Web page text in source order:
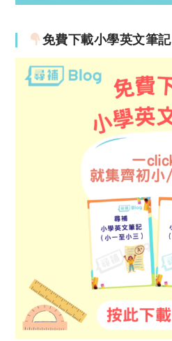
免費下載小學英文筆記